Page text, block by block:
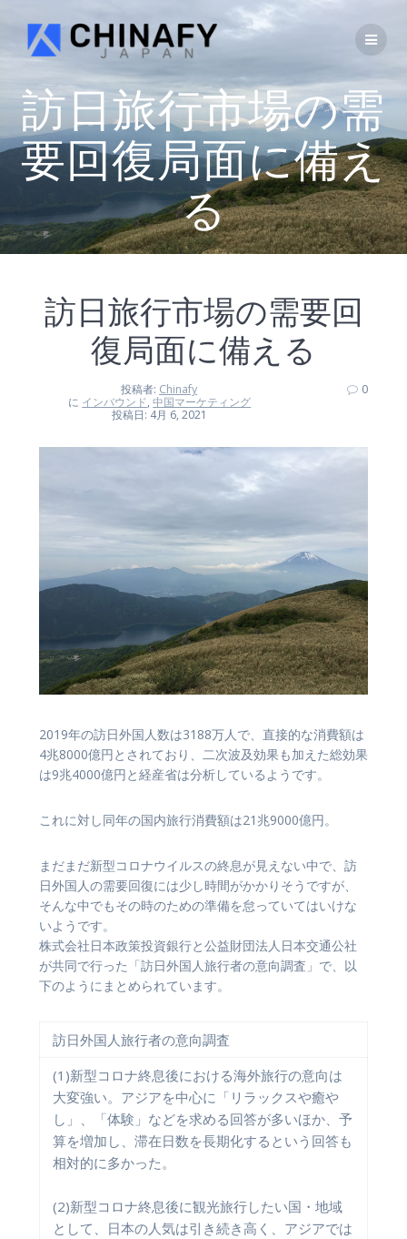
ン
テ
ツ
へ
ス
キ
ッ
プ
訪日旅行市場の需
要回復局面に備え
る
訪日旅行市場の需要回
復局面に備える
投稿者: Chinafy
に インバウンド,中国マーケティング
投稿日: 4月 6, 2021
0
2019年の訪日外国人数は3188万人で、直接的な消費額は
4兆8000億円とされており、二次波及効果も加えた総効果
は9兆4000億円と経産省は分析しているようです。
これに対し同年の国内旅行消費額は21兆9000億円。
まだまだ新型コロナウイルスの終息が見えない中で、訪
日外国人の需要回復には少し時間がかかりそうですが、
そんな中でもその時のための準備を怠っていてはいけな
いようです。
株式会社日本政策投資銀行と公益財団法人日本交通公社
が共同で行った「訪日外国人旅行者の意向調査」で、以
下のようにまとめられています。
訪日外国人旅行者の意向調査
(1)新型コロナ終息後における海外旅行の意向は
大変強い。アジアを中心に「リラックスや癒や
し」、「体験」などを求める回答が多いほか、予
算を増加し、滞在日数を長期化するという回答も
相対的に多かった。
(2)新型コロナ終息後に観光旅行したい国・地域
として、日本の人気は引き続き高く、アジアでは